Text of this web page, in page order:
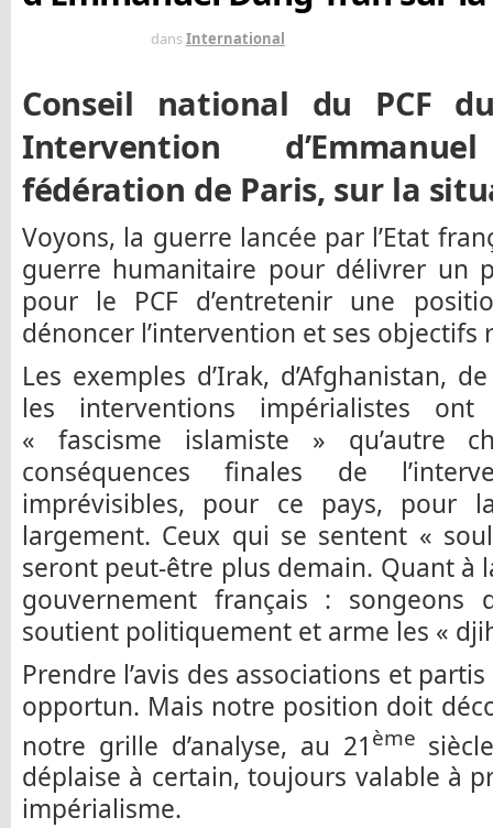
dansInternational
Conseil national du PCF
Intervention
fédération de Paris, sur la
Voyons, la guerre lancée par l’Etat
guerre humanitaire pour délivrer un
pour le PCF d’entretenir une
dénoncer l’intervention et ses objectifs
Les exemples d’Irak, d’Afghanistan,
les interventions impérialistes
« fascisme islamiste » qu’autre
conséquences finales de
imprévisibles, pour ce pays, pour
largement. Ceux qui se sentent «
seront peut-être plus demain. Quant à
gouvernement français : songeons
soutient politiquement et arme les «
Prendre l’avis des associations et
opportun. Mais notre position doit
notre grille d’analyse, au 21 ème
déplaise à certain, toujours valable à
impérialisme.